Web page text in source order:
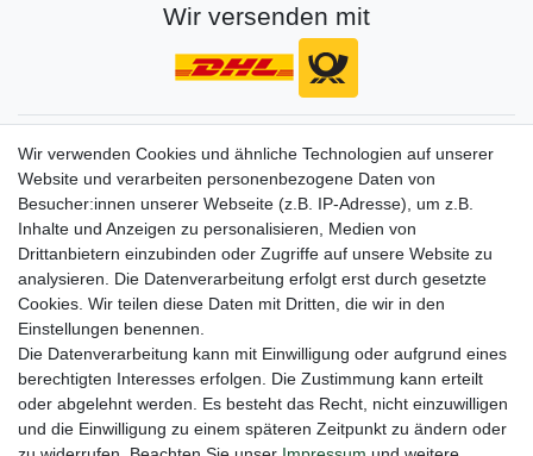
Wir versenden mit
Gerne halten wir sie auf dem Laufenden
VORNAME NACHNAME
Newsletter
Honig
Hiermit bestätige ich, dass ich dieDaten­schutz­erklärunggelesen habe. Meine
Einwilligung kann ich jederzeit widerrufen.**
Abonnieren
** Hierbei handelt es sich um ein Pflichtfeld.
Wir verwenden Cookies und ähnliche Technologien auf unserer
Website und verarbeiten personenbezogene Daten von
Besucher:innen unserer Webseite (z.B. IP-Adresse), um z.B.
Inhalte und Anzeigen zu personalisieren, Medien von
Drittanbietern einzubinden oder Zugriffe auf unsere Website zu
analysieren. Die Datenverarbeitung erfolgt erst durch gesetzte
Cookies. Wir teilen diese Daten mit Dritten, die wir in den
Einstellungen benennen.
Die Datenverarbeitung kann mit Einwilligung oder aufgrund eines
berechtigten Interesses erfolgen. Die Zustimmung kann erteilt
oder abgelehnt werden. Es besteht das Recht, nicht einzuwilligen
und die Einwilligung zu einem späteren Zeitpunkt zu ändern oder